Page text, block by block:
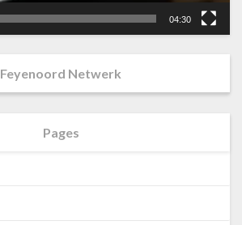
04:30
Feyenoord Netwerk
Pages